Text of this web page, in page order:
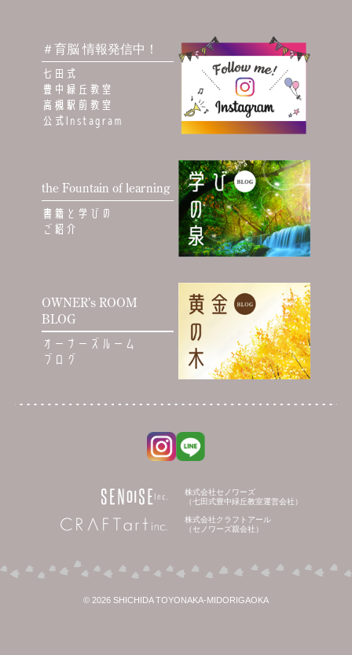
＃育脳 情報発信中！
七田式
豊中緑丘教室
高槻駅前教室
公式Instagram
the Fountain of learning
書籍と学びの
ご紹介
OWNER’s ROOM
BLOG
オーナーズルーム
ブログ
株式会社セノワーズ
（七田式豊中緑丘教室運営会社）
株式会社クラフトアール
（セノワーズ親会社）
© 2026 SHICHIDA TOYONAKA-MIDORIGAOKA